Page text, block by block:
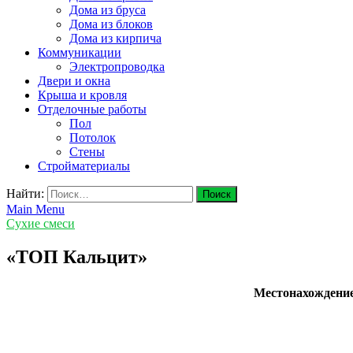
Дома из бруса
Дома из блоков
Дома из кирпича
Коммуникации
Электропроводка
Двери и окна
Крыша и кровля
Отделочные работы
Пол
Потолок
Стены
Стройматериалы
Найти:
Main Menu
Сухие смеси
«ТОП Кальцит»